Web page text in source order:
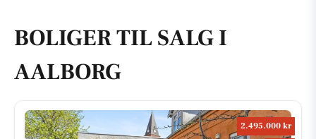
BOLIGER TIL SALG I
AALBORG
2.495.000 kr